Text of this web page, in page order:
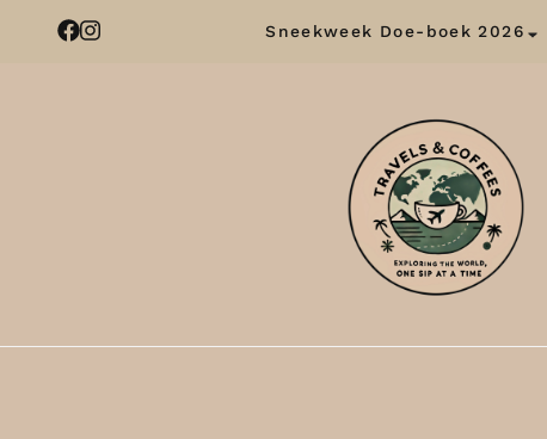
Sneekweek Doe-boek 2026